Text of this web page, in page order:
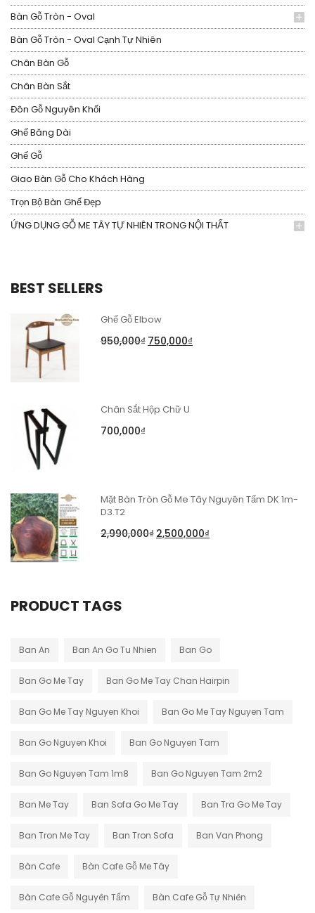
Bàn Gỗ Tròn - Oval
Bàn Gỗ Tròn - Oval Cạnh Tự Nhiên
Chân Bàn Gỗ
Chân Bàn Sắt
Đôn Gỗ Nguyên Khối
Ghế Băng Dài
Ghế Gỗ
Giao Bàn Gỗ Cho Khách Hàng
Trọn Bộ Bàn Ghế Đẹp
ỨNG DỤNG GỖ ME TÂY TỰ NHIÊN TRONG NỘI THẤT
BEST SELLERS
Ghế Gỗ Elbow
950,000₫ 750,000₫
Chân Sắt Hộp Chữ U
700,000₫
Mặt Bàn Tròn Gỗ Me Tây Nguyên Tấm DK 1m-
D3.T2
2,990,000₫ 2,500,000₫
PRODUCT TAGS
Ban An Ban An Go Tu Nhien Ban Go
Ban Go Me Tay Ban Go Me Tay Chan Hairpin
Ban Go Me Tay Nguyen Khoi Ban Go Me Tay Nguyen Tam
Ban Go Nguyen Khoi Ban Go Nguyen Tam
Ban Go Nguyen Tam 1m8 Ban Go Nguyen Tam 2m2
Ban Me Tay Ban Sofa Go Me Tay Ban Tra Go Me Tay
Ban Tron Me Tay Ban Tron Sofa Ban Van Phong
Bàn Cafe Bàn Cafe Gỗ Me Tây
Bàn Cafe Gỗ Nguyên Tấm Bàn Cafe Gỗ Tự Nhiên